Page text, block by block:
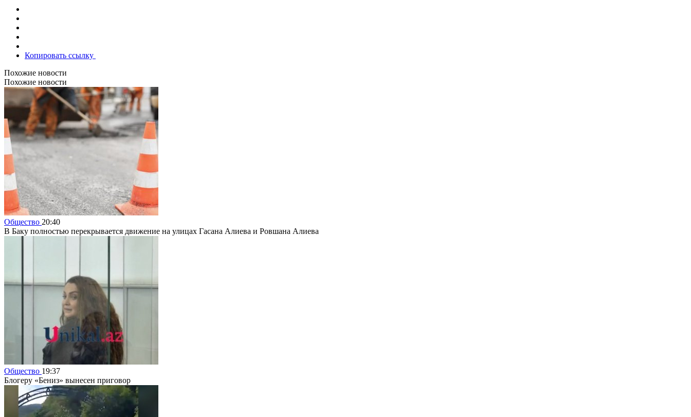
Копировать ссылку
Похожие новости
Похожие новости
Общество 20:40
В Баку полностью перекрывается движение на улицах Гасана Алиева и Ровшана Алиева
Общество 19:37
Блогеру «Бениз» вынесен приговор